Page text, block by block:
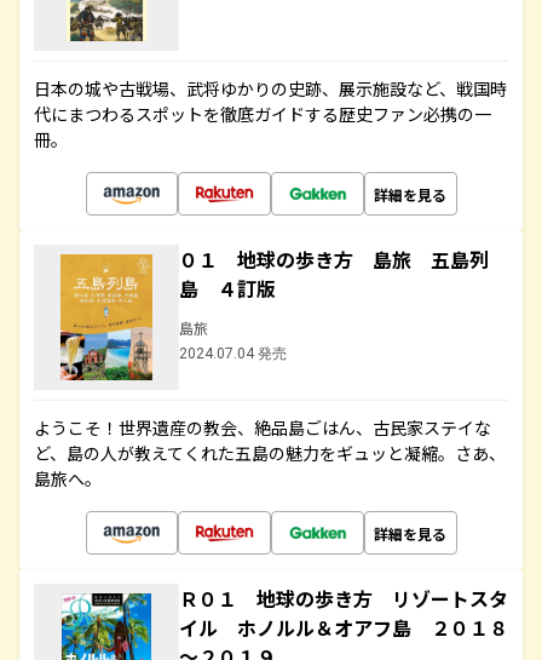
日本の城や古戦場、武将ゆかりの史跡、展示施設など、戦国時
代にまつわるスポットを徹底ガイドする歴史ファン必携の一
冊。
詳細を見る
０１ 地球の歩き方 島旅 五島列
島 ４訂版
島旅
2024.07.04 発売
ようこそ！世界遺産の教会、絶品島ごはん、古民家ステイな
ど、島の人が教えてくれた五島の魅力をギュッと凝縮。さあ、
島旅へ。
詳細を見る
Ｒ０１ 地球の歩き方 リゾートスタ
イル ホノルル＆オアフ島 ２０１８